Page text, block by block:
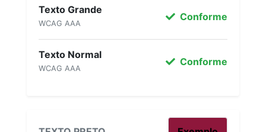
Texto Grande
WCAG AAA
Conforme
Texto Normal
WCAG AAA
Conforme